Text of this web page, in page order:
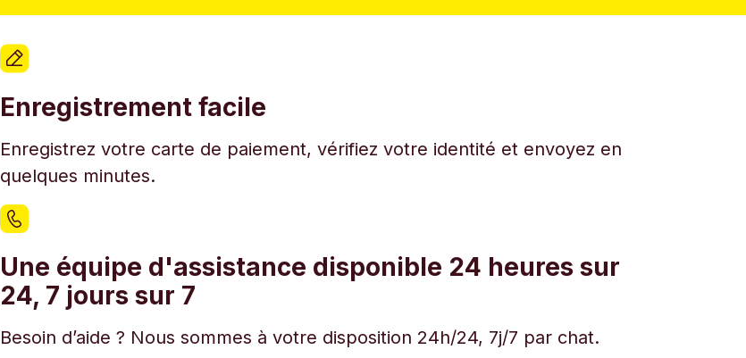
Enregistrement facile
Enregistrez votre carte de paiement, vérifiez votre identité et envoyez en
quelques minutes.
Une équipe d'assistance disponible 24 heures sur
24, 7 jours sur 7
Besoin d’aide ? Nous sommes à votre disposition 24h/24, 7j/7 par chat.